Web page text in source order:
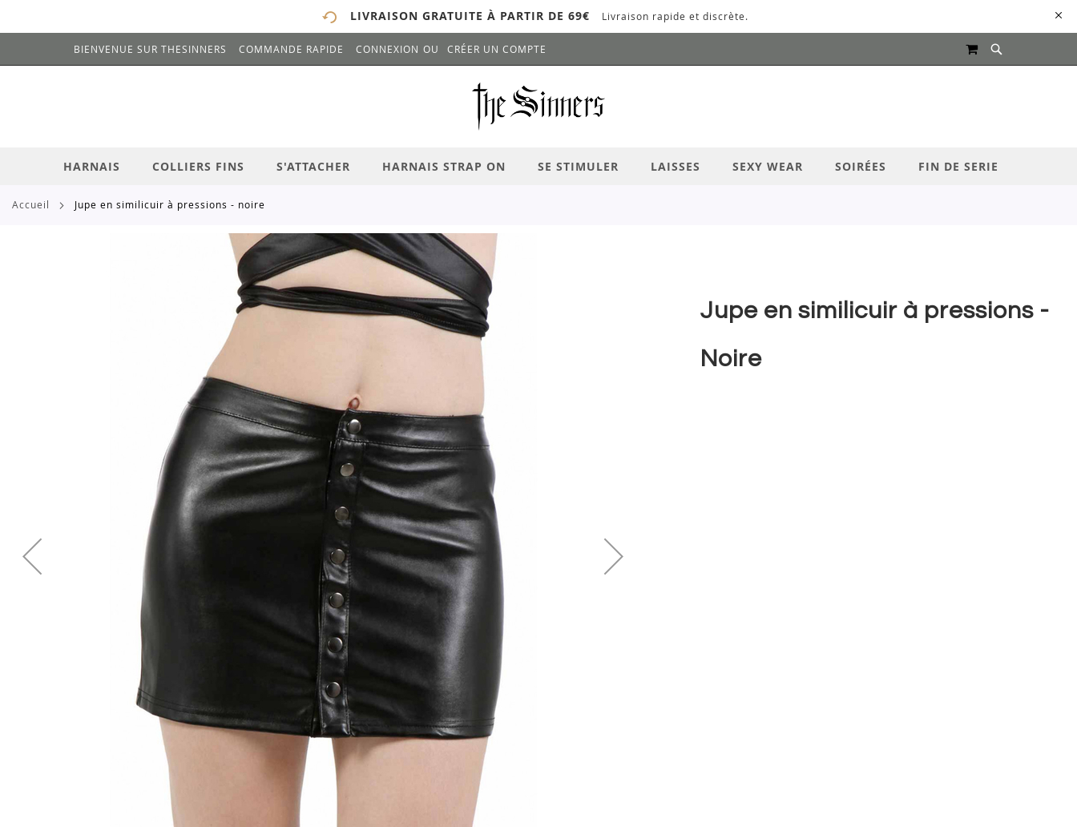
LIVRAISON GRATUITE À PARTIR DE 69€ Livraison rapide et discrète.
ALLEZ
BIENVENUE SUR THESINNERS COMMANDE RAPIDE CONNEXION CRÉER UN COMPTE
# ENTREZ AU MOINS 3 CARACTÈRES POUR LANCER LA RECHERCHE # APPUYEZ SUR LA TOUCHE "ENTRER" POUR LANCER LA RECHERCHE
MON PANIER
HARNAIS COLLIERS FINS S'ATTACHER HARNAIS STRAP ON SE STIMULER LAISSES SEXY WEAR SOIRÉES FIN DE SERIE
accueil jupe en similicuir à pressions - noire
Jupe en similicuir à pressions -
Noire